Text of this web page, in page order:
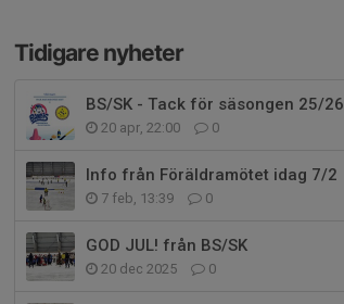
Tidigare nyheter
BS/SK - Tack för säsongen 25/26
20 apr, 22:00 0
Info från Föräldramötet idag 7/2
7 feb, 13:39 0
GOD JUL! från BS/SK
20 dec 2025 0